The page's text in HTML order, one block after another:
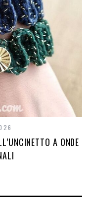
A ONDE